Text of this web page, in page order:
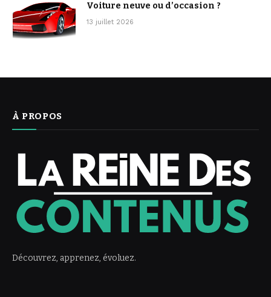
Voiture neuve ou d’occasion ?
13 juillet 2026
À PROPOS
Découvrez, apprenez, évoluez.